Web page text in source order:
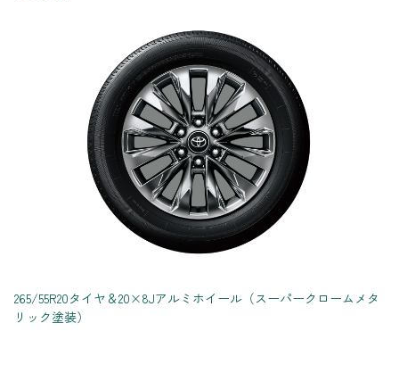
265/55R20タイヤ＆20×8Jアルミホイール（スーパークロームメタ
リック塗装）